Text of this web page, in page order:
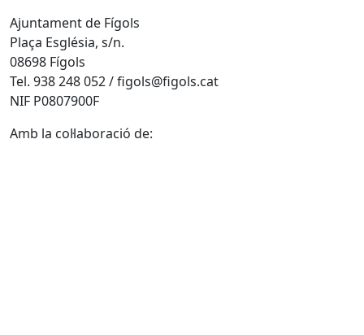
Ajuntament de Fígols
Plaça Església, s/n.
08698 Fígols
Tel. 938 248 052 / figols@figols.cat
NIF P0807900F
Amb la col·laboració de: